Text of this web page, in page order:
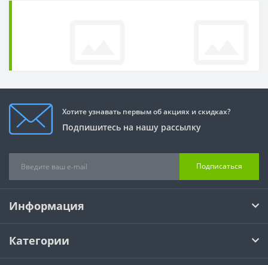
Хотите узнавать первым об акциях и скидках?
Подпишитесь на нашу рассылку
Подписаться
Информация
Категории